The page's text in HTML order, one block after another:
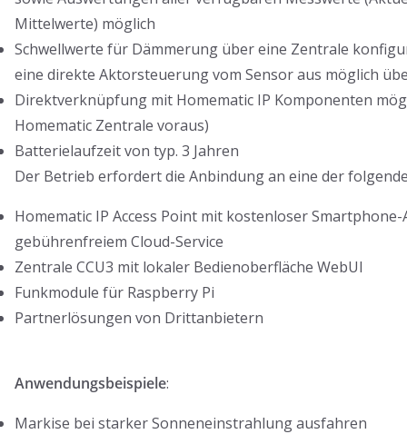
Mittelwerte) möglich
Schwellwerte für Dämmerung über eine Zentrale
eine direkte Aktorsteuerung vom Sensor aus möglich
Direktverknüpfung mit Homematic IP Komponenten
Homematic Zentrale voraus)
Batterielaufzeit von typ. 3 Jahren
Der Betrieb erfordert die Anbindung an eine der
Homematic IP Access Point mit kostenloser
gebührenfreiem Cloud-Service
Zentrale CCU3 mit lokaler Bedienoberfläche WebUI
Funkmodule für Raspberry Pi
Partnerlösungen von Drittanbietern
Anwendungsbeispiele:
Markise bei starker Sonneneinstrahlung ausfahren